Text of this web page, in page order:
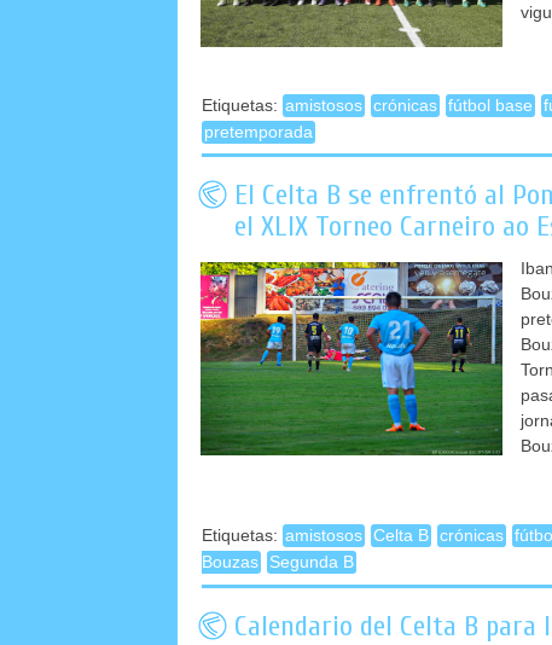
Etiquetas: amistosos crónicas fútbol base
pretemporada
El Celta B se enfrentó al
el XLIX Torneo Carneiro ao
Etiquetas: amistosos Celta B crónicas
Bouzas
Segunda B
Calendario del Celta B para